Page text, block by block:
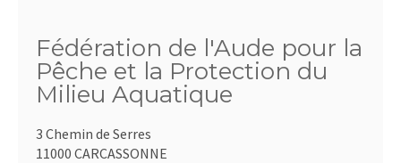
Fédération de l'Aude pour la
Pêche et la Protection du
Milieu Aquatique
3 Chemin de Serres
11000 CARCASSONNE